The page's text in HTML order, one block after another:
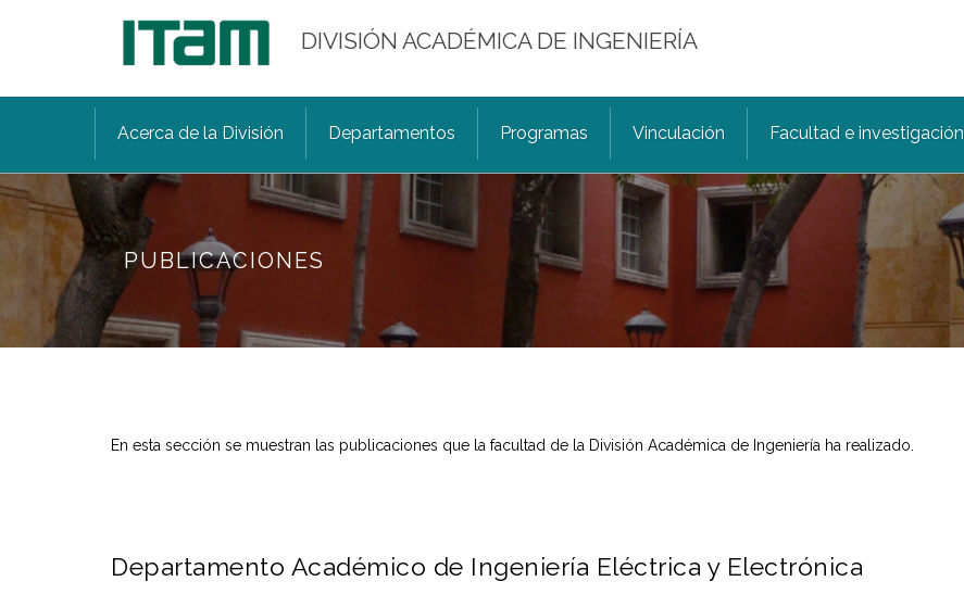
DIVISIÓN ACADÉMICA DE INGENIERÍA
Acerca de la División Departamentos Programas Vinculación Facultad e investigación
PUBLICACIONES
En esta sección se muestran las publicaciones que la facultad de la División Académica de Ingeniería ha realizado.
Departamento Académico de Ingeniería Eléctrica y Electrónica